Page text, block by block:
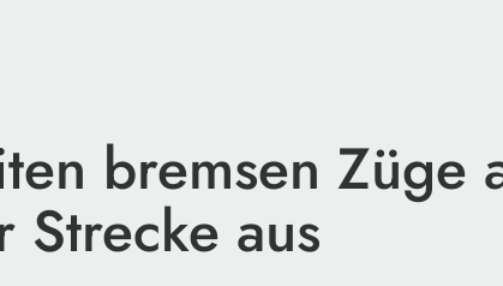
bremsen Züge
aus